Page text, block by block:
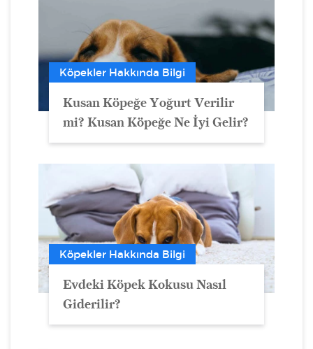
Köpekler Hakkında Bilgi
Kusan Köpeğe Yoğurt Verilir
mi? Kusan Köpeğe Ne İyi Gelir?
Köpekler Hakkında Bilgi
Evdeki Köpek Kokusu Nasıl
Giderilir?